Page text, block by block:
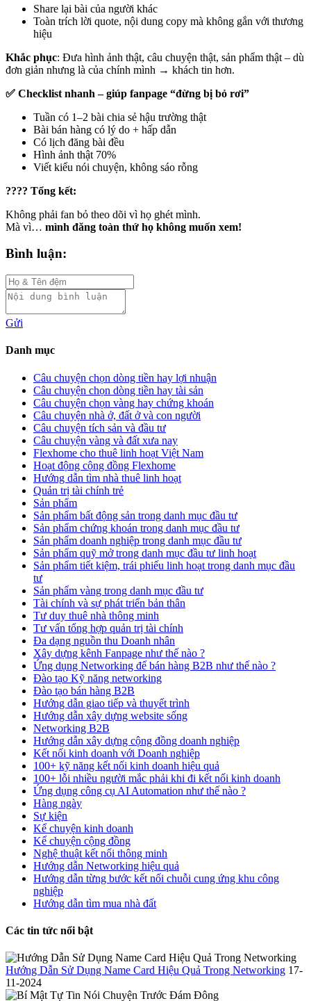
Share lại bài của người khác
Toàn trích lời quote, nội dung copy mà không gắn với thương
hiệu
Khắc phục: Đưa hình ảnh thật, câu chuyện thật, sản phẩm thật – dù
đơn giản nhưng là của chính mình → khách tin hơn.
✅ Checklist nhanh – giúp fanpage “đừng bị bỏ rơi”
Tuần có 1–2 bài chia sẻ hậu trường thật
Bài bán hàng có lý do + hấp dẫn
Có lịch đăng bài đều
Hình ảnh thật 70%
Viết kiểu nói chuyện, không sáo rỗng
???? Tổng kết:
Không phải fan bỏ theo dõi vì họ ghét mình.
Mà vì… mình đăng toàn thứ họ không muốn xem!
Bình luận:
Gửi
Danh mục
Câu chuyện chọn dòng tiền hay lợi nhuận
Câu chuyện chọn dòng tiền hay tài sản
Câu chuyện chọn vàng hay chứng khoán
Câu chuyện nhà ở, đất ở và con người
Câu chuyện tích sản và đầu tư
Câu chuyện vàng và đất xưa nay
Flexhome cho thuê linh hoạt Việt Nam
Hoạt động cộng đồng Flexhome
Hướng dẫn tìm nhà thuê linh hoạt
Quản trị tài chính trẻ
Sản phẩm
Sản phẩm bất động sản trong danh mục đầu tư
Sản phẩm chứng khoán trong danh mục đầu tư
Sản phẩm doanh nghiệp trong danh mục đầu tư
Sản phẩm quỹ mở trong danh mục đầu tư linh hoạt
Sản phẩm tiết kiệm, trái phiếu linh hoạt trong danh mục đầu
tư
Sản phẩm vàng trong danh mục đầu tư
Tài chính và sự phát triển bản thân
Tư duy thuê nhà thông minh
Tư vấn tổng hợp quản trị tài chính
Đa dạng nguồn thu Doanh nhân
Xây dựng kênh Fanpage như thế nào ?
Ứng dụng Networking để bán hàng B2B như thế nào ?
Đào tạo Kỹ năng networking
Đào tạo bán hàng B2B
Hướng dẫn giao tiếp và thuyết trình
Hướng dẫn xây dựng website sống
Networking B2B
Hướng dẫn xây dựng cộng đồng doanh nghiệp
Kết nối kinh doanh với Doanh nghiệp
100+ kỹ năng kết nối kinh doanh hiệu quả
100+ lỗi nhiều người mắc phải khi đi kết nối kinh doanh
Ứng dụng công cụ AI Automation như thế nào ?
Hàng ngày
Sự kiện
Kể chuyện kinh doanh
Kể chuyện cộng đồng
Nghệ thuật kết nối thông minh
Hướng dẫn Networking hiệu quả
Hướng dẫn từng bước kết nối chuỗi cung ứng khu công
nghiệp
Hướng dẫn tìm mua nhà đất
Các tin tức nổi bật
Hướng Dẫn Sử Dụng Name Card Hiệu Quả Trong Networking 17-
11-2024